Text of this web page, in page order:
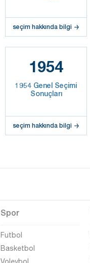
seçim hakkında bilgi
1954
1954 Genel Seçimi
Sonuçları
seçim hakkında bilgi
Spor
Futbol
Basketbol